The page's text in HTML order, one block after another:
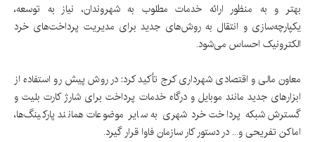
بهتر و به منظور ارائه خدمات مطلوب به شهروندان، نیاز به توسعه،
یکپارچه‌سازی و انتقال به روش‌های جدید برای مدیریت پرداخت‌های خرد
الکترونیک احساس می‌شود.
معاون مالی و اقتصادی شهرداری کرج تأکید کرد: در روش پیش رو استفاده از
ابزارهای جدید مانند موبایل و درگاه خدمات پرداخت برای شارژ کارت بلیت و
گسترش شبکه پرداخت خرد شهری به سایر موضوعات همانند پارکینگ‌ها،
اماکن تفریحی و... در دستور کار سازمان فاوا قرار گیرد.